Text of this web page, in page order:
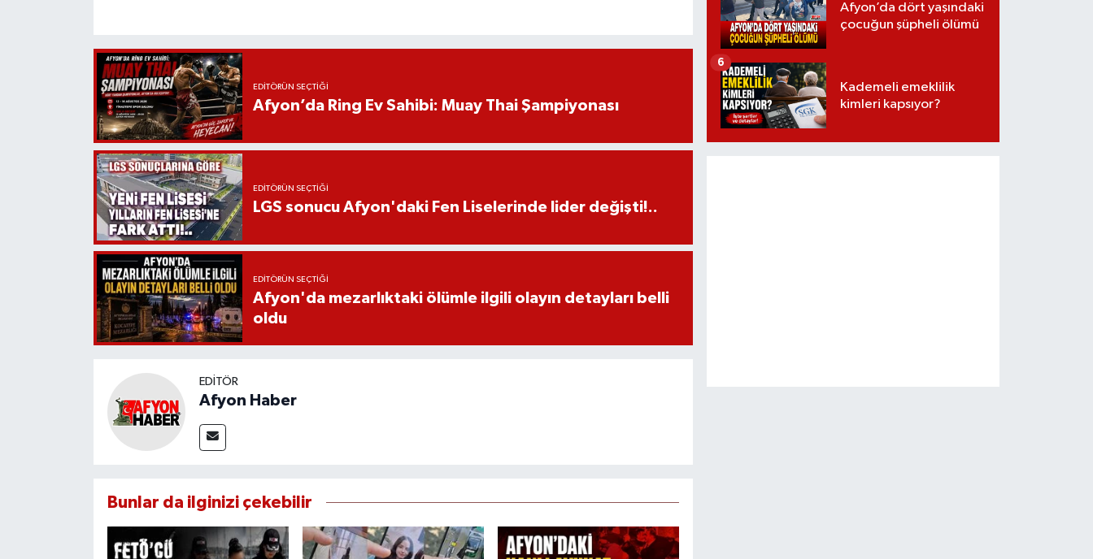
EDITÖRÜN SEÇTIĞI
Afyon’da Ring Ev Sahibi: Muay Thai Şampiyonası
EDITÖRÜN SEÇTIĞI
LGS sonucu Afyon'daki Fen Liselerinde lider değişti!..
EDITÖRÜN SEÇTIĞI
Afyon'da mezarlıktaki ölümle ilgili olayın detayları belli
oldu
EDITÖR
Afyon Haber
Bunlar da ilginizi çekebilir
Afyon’da dört yaşındaki
çocuğun şüpheli ölümü
Kademeli emeklilik
kimleri kapsıyor?
6